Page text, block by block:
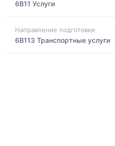
6B11 Услуги
Направление подготовки
6B113 Транспортные услуги